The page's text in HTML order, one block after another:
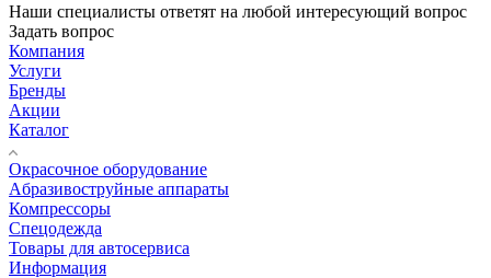
Наши специалисты ответят на любой интересующий вопрос
Задать вопрос
Компания
Услуги
Бренды
Акции
Каталог
Окрасочное оборудование
Aбразивоструйные аппараты
Компрессоры
Спецодежда
Товары для автосервиса
Информация